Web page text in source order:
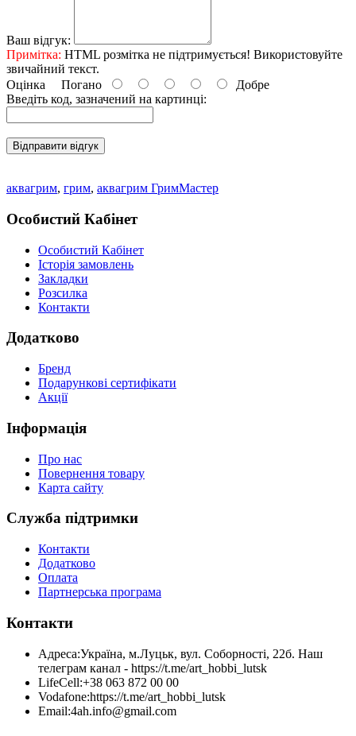
Ваш відгук:
Примітка: HTML розмітка не підтримується! Використовуйте
звичайний текст.
Оцінка Погано
Добре
Введіть код, зазначений на картинці:
Відправити відгук
аквагрим, грим, аквагрим ГримМастер
Особистий Кабінет
Особистий Кабінет
Історія замовлень
Закладки
Розсилка
Контакти
Додатково
Бренд
Подарункові сертифікати
Акції
Інформація
Про нас
Повернення товару
Карта сайту
Служба підтримки
Контакти
Додатково
Оплата
Партнерська програма
Контакти
Адреса:Україна, м.Луцьк, вул. Соборності, 22б. Наш
телеграм канал - https://t.me/art_hobbi_lutsk
LifeCell:+38 063 872 00 00
Vodafone:https://t.me/art_hobbi_lutsk
Email:4ah.info@gmail.com